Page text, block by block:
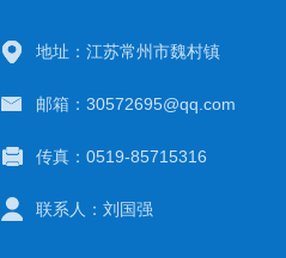
地址：江苏常州市魏村镇
邮箱：30572695@qq.com
传真：0519-85715316
联系人：刘国强